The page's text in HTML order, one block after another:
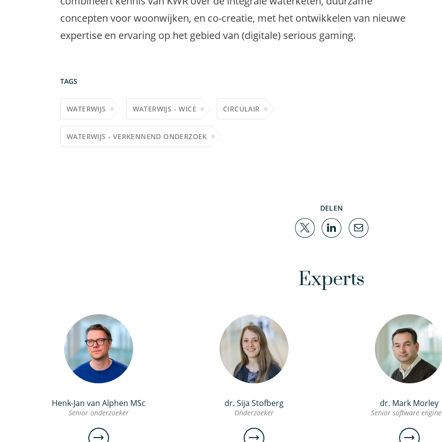
concepten voor woonwijken, en co-creatie, met het ontwikkelen van nieuwe
expertise en ervaring op het gebied van (digitale) serious gaming.
TAGS
WATERWIJS WATERWIJS - WICE CIRCULAIR
WATERWIJS - VERKENNEND ONDERZOEK
DELEN
Experts
Henk-Jan van Alphen MSc
Senior onderzoeker
dr. Sija Stofberg
Onderzoeker
dr. Mark Morley
Senior software